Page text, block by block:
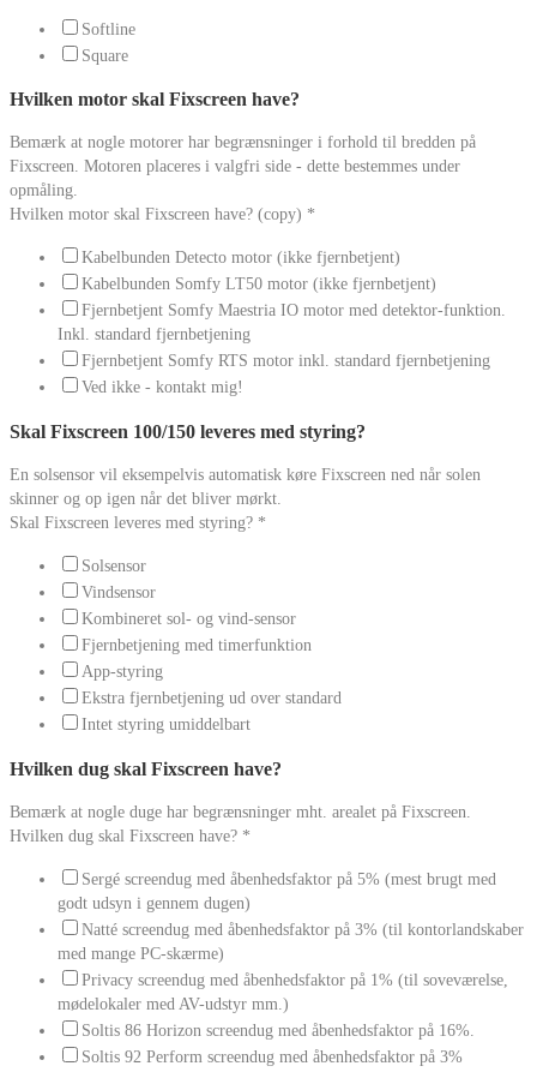
Softline
Square
Hvilken motor skal Fixscreen have?
Bemærk at nogle motorer har begrænsninger i forhold til bredden på
Fixscreen. Motoren placeres i valgfri side - dette bestemmes under
opmåling.
Hvilken motor skal Fixscreen have? (copy) *
Kabelbunden Detecto motor (ikke fjernbetjent)
Kabelbunden Somfy LT50 motor (ikke fjernbetjent)
Fjernbetjent Somfy Maestria IO motor med detektor-funktion.
Inkl. standard fjernbetjening
Fjernbetjent Somfy RTS motor inkl. standard fjernbetjening
Ved ikke - kontakt mig!
Skal Fixscreen 100/150 leveres med styring?
En solsensor vil eksempelvis automatisk køre Fixscreen ned når solen
skinner og op igen når det bliver mørkt.
Skal Fixscreen leveres med styring? *
Solsensor
Vindsensor
Kombineret sol- og vind-sensor
Fjernbetjening med timerfunktion
App-styring
Ekstra fjernbetjening ud over standard
Intet styring umiddelbart
Hvilken dug skal Fixscreen have?
Bemærk at nogle duge har begrænsninger mht. arealet på Fixscreen.
Hvilken dug skal Fixscreen have? *
Sergé screendug med åbenhedsfaktor på 5% (mest brugt med
godt udsyn i gennem dugen)
Natté screendug med åbenhedsfaktor på 3% (til kontorlandskaber
med mange PC-skærme)
Privacy screendug med åbenhedsfaktor på 1% (til soveværelse,
mødelokaler med AV-udstyr mm.)
Soltis 86 Horizon screendug med åbenhedsfaktor på 16%.
Soltis 92 Perform screendug med åbenhedsfaktor på 3%